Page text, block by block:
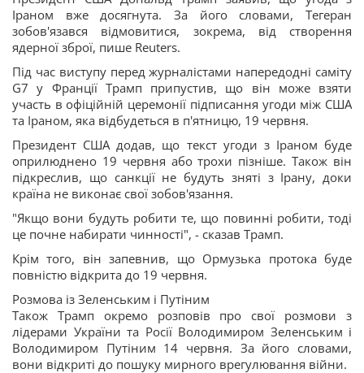
Іраном вже досягнута. За його словами, Тегеран
зобов'язався відмовитися, зокрема, від створення
ядерної зброї, пише Reuters.
Під час виступу перед журналістами напередодні саміту
G7 у Франції Трамп припустив, що він може взяти
участь в офіційній церемонії підписання угоди між США
та Іраном, яка відбудеться в п'ятницю, 19 червня.
Президент США додав, що текст угоди з Іраном буде
оприлюднено 19 червня або трохи пізніше. Також він
підкреслив, що санкції не будуть зняті з Ірану, доки
країна не виконає свої зобов'язання.
"Якщо вони будуть робити те, що повинні робити, тоді
це почне набирати чинності", - сказав Трамп.
Крім того, він запевнив, що Ормузька протока буде
повністю відкрита до 19 червня.
Розмова із Зеленським і Путіним
Також Трамп окремо розповів про свої розмови з
лідерами України та Росії Володимиром Зеленським і
Володимиром Путіним 14 червня. За його словами,
вони відкриті до пошуку мирного врегулювання війни.